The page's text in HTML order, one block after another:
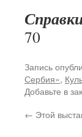
70
Запись
Сербия»,
Добавьте в
← Этой